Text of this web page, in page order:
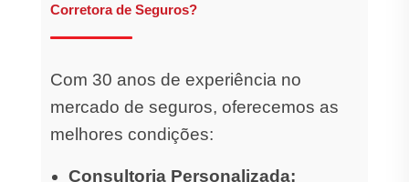
Corretora de Seguros?
Com 30 anos de experiência no
mercado de seguros, oferecemos as
melhores condições:
Consultoria Personalizada: